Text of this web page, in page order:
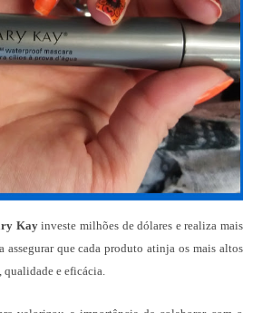
Kayinveste milhões de dólares e realiza mais
assegurar que cada produto atinja os mais altos
qualidade e eficácia.